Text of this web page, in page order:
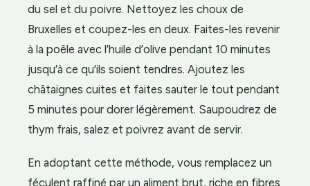
du sel et du poivre. Nettoyez les choux de
Bruxelles et coupez-les en deux. Faites-les revenir
à la poêle avec l’huile d’olive pendant 10 minutes
jusqu’à ce qu’ils soient tendres. Ajoutez les
châtaignes cuites et faites sauter le tout pendant
5 minutes pour dorer légèrement. Saupoudrez de
thym frais, salez et poivrez avant de servir.
En adoptant cette méthode, vous remplacez un
féculent raffiné par un aliment brut, riche en fibres